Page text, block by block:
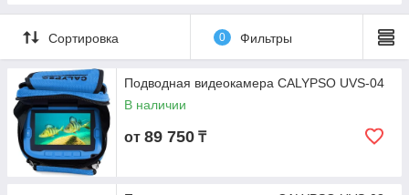
Сортировка 0 Фильтры
Подводная видеокамера CALYPSO UVS-04
В наличии
от 89 750 ₸